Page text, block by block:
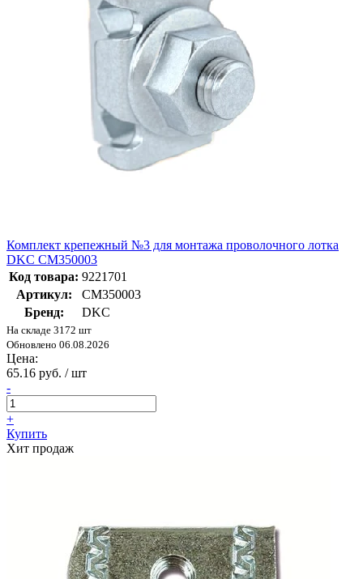
Комплект крепежный №3 для монтажа проволочного лотка
DKC CM350003
Код товара: 9221701
Артикул:
CM350003
Бренд:
DKC
На складе 3172 шт
Обновлено 06.08.2026
Цена:
65.16 руб. / шт
-
+
Купить
Хит продаж